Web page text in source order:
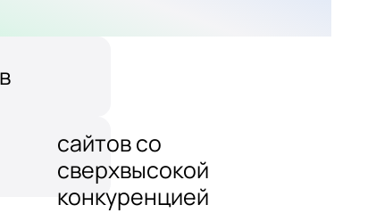
сайтов со
сверхвысокой
конкуренцией